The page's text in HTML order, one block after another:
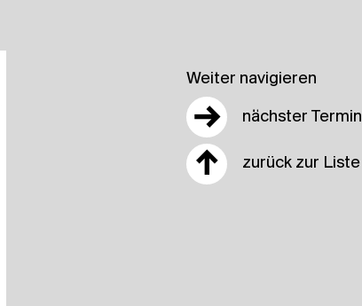
Weiter navigieren
→ nächster Termin
↑ zurück zur Liste